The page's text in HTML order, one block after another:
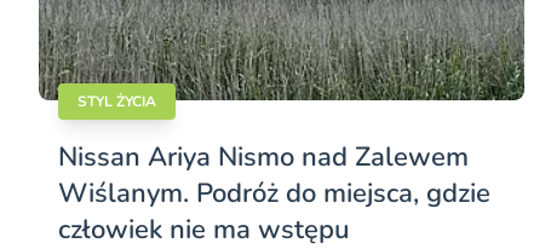
STYL ŻYCIA
Nissan Ariya Nismo nad Zalewem
Wiślanym. Podróż do miejsca, gdzie
człowiek nie ma wstępu